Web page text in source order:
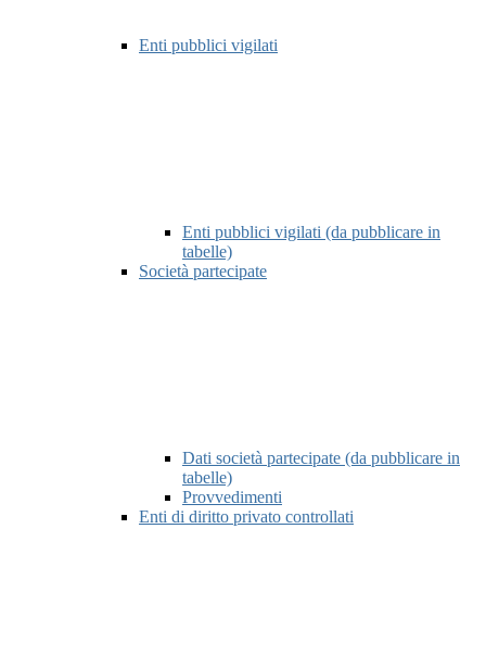
Enti pubblici vigilati
Enti pubblici vigilati (da pubblicare in
tabelle)
Società partecipate
Dati società partecipate (da pubblicare in
tabelle)
Provvedimenti
Enti di diritto privato controllati